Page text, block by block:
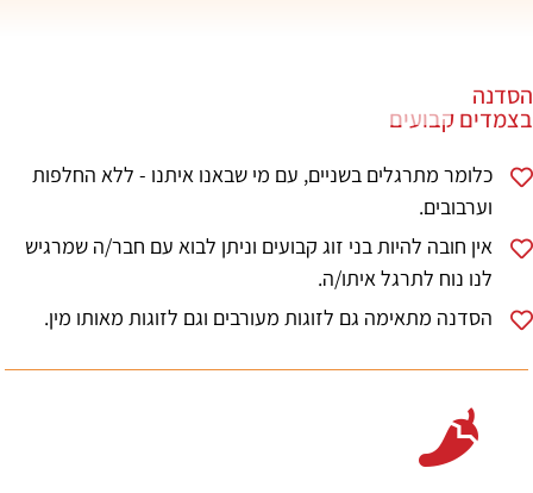
הסדנה
בצמדים קבועים
כלומר מתרגלים בשניים, עם מי שבאנו איתנו - ללא החלפות
וערבובים.
אין חובה להיות בני זוג קבועים וניתן לבוא עם חבר/ה שמרגיש
לנו נוח לתרגל איתו/ה.
הסדנה מתאימה גם לזוגות מעורבים וגם לזוגות מאותו מין.